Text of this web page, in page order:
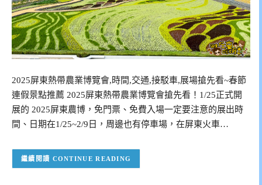
2025屏東熱帶農業博覽會,時間,交通,接駁車,展場搶先看~春節
連假景點推薦 2025屏東熱帶農業博覽會搶先看！1/25正式開
展的 2025屏東農博，免門票、免費入場一定要注意的展出時
間、日期在1/25~2/9日，周邊也有停車場，在屏東火車…
CONTINUE READING